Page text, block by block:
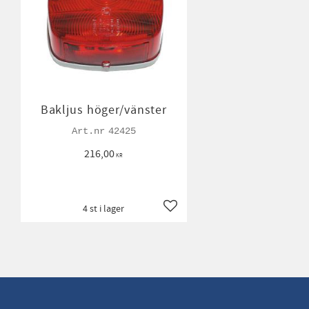
Bakljus höger/vänster
42425
216,00KR
Lägg till i favoriter
4 st i lager